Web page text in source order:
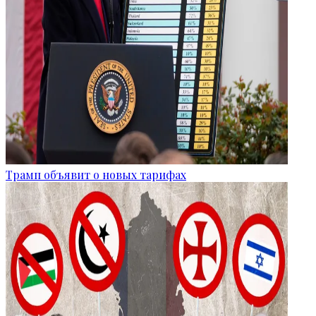
Трамп объявит о новых тарифах